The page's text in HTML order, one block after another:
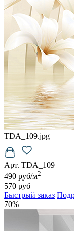
TDA_109.jpg
Арт. TDA_109
490 руб/м2
570 руб
Быстрый заказ
70%